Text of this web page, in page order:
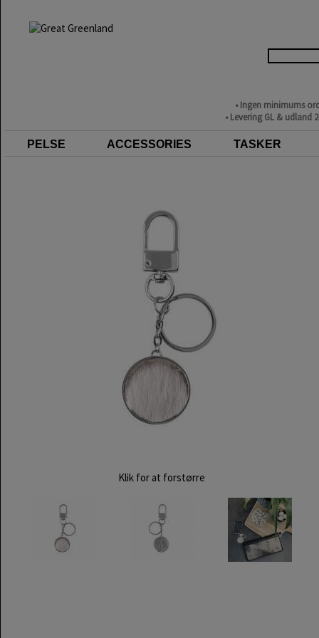
• Ingen minimums
• Levering GL & udland
PELSE ACCESSORIES TASKER
Klik for at forstørre